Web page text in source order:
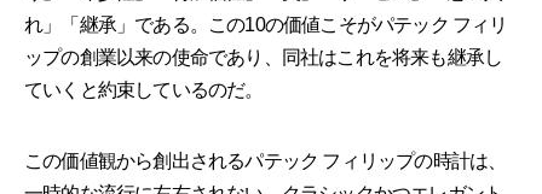
れ」「継承」である。この10の価値こそがパテック フィリ
ップの創業以来の使命であり、同社はこれを将来も継承し
ていくと約束しているのだ。
この価値観から創出されるパテック フィリップの時計は、